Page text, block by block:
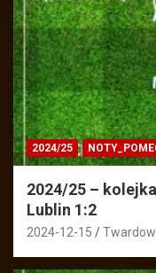
2024/25
2024/25 –
Lublin 1:2
2024-12-15